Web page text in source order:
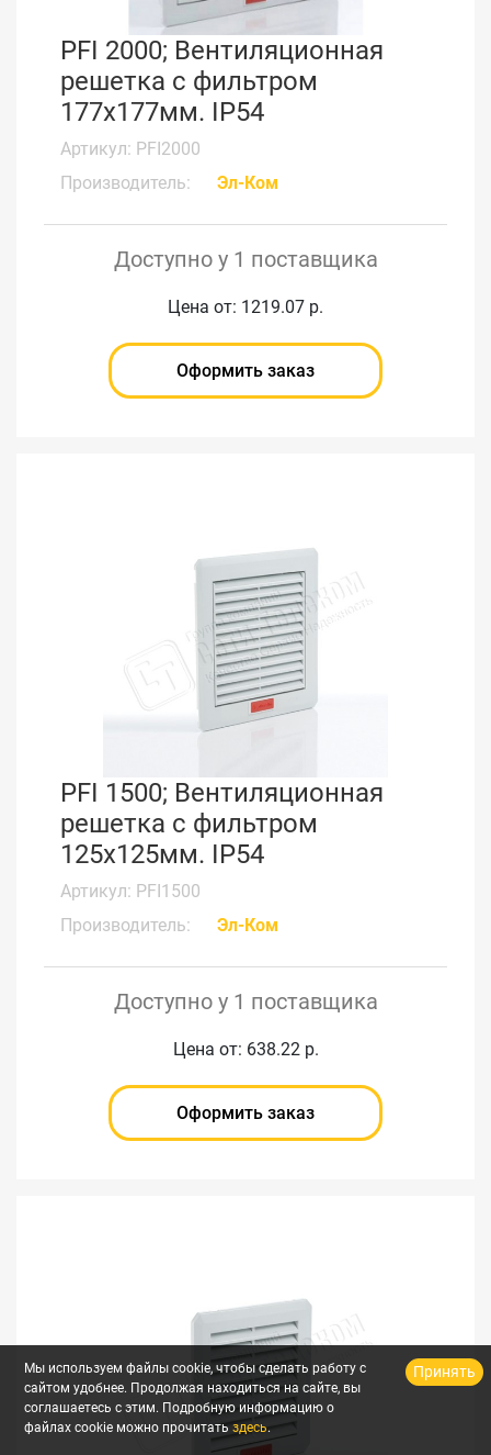
PFI 2000; Вентиляционная
решетка с фильтром
177x177мм. IP54
Артикул: PFI2000
Производитель:
Эл-Ком
Доступно у 1 поставщика
Цена от: 1219.07 р.
Оформить заказ
PFI 1500; Вентиляционная
решетка с фильтром
125x125мм. IP54
Артикул: PFI1500
Производитель:
Эл-Ком
Доступно у 1 поставщика
Цена от: 638.22 р.
Оформить заказ
Мы используем файлы cookie, чтобы сделать работу с
сайтом удобнее. Продолжая находиться на сайте, вы
соглашаетесь с этим. Подробную информацию о
файлах cookie можно прочитатьздесь.
Принять